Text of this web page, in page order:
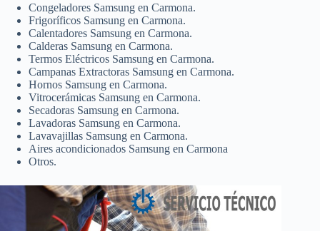
Congeladores Samsung en Carmona.
Frigoríficos Samsung en Carmona.
Calentadores Samsung en Carmona.
Calderas Samsung en Carmona.
Termos Eléctricos Samsung en Carmona.
Campanas Extractoras Samsung en Carmona.
Hornos Samsung en Carmona.
Vitrocerámicas Samsung en Carmona.
Secadoras Samsung en Carmona.
Lavadoras Samsung en Carmona.
Lavavajillas Samsung en Carmona.
Aires acondicionados Samsung en Carmona
Otros.